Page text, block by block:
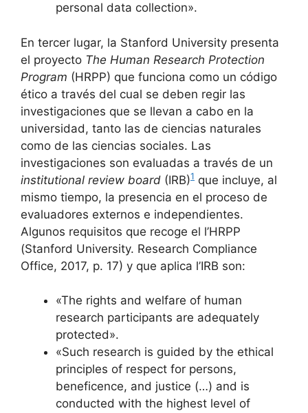
personal data collection».
En tercer lugar, la Stanford University presenta
el proyecto The Human Research Protection
Program (HRPP) que funciona como un código
ético a través del cual se deben regir las
investigaciones que se llevan a cabo en la
universidad, tanto las de ciencias naturales
como de las ciencias sociales. Las
investigaciones son evaluadas a través de un
institutional review board (IRB)1 que incluye, al
mismo tiempo, la presencia en el proceso de
evaluadores externos e independientes.
Algunos requisitos que recoge el l’HRPP
(Stanford University. Research Compliance
Office, 2017, p. 17) y que aplica l’IRB son:
«The rights and welfare of human
research participants are adequately
protected».
«Such research is guided by the ethical
principles of respect for persons,
beneficence, and justice (…) and is
conducted with the highest level of